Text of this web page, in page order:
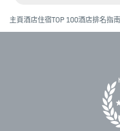
主頁酒店住宿TOP 100酒店排名指南